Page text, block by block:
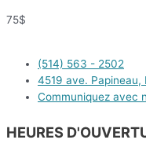
75$
(514) 563 - 2502
4519 ave. Papineau,
Communiquez avec
HEURES